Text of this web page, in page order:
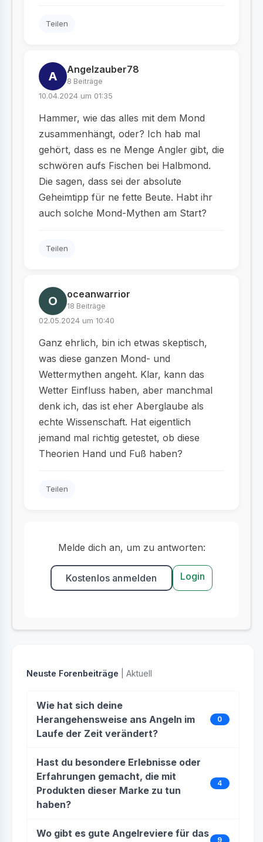
Teilen
A Angelzauber78
8 Beiträge
10.04.2024 um 01:35
Hammer, wie das alles mit dem Mond
zusammenhängt, oder? Ich hab mal
gehört, dass es ne Menge Angler gibt, die
schwören aufs Fischen bei Halbmond.
Die sagen, dass sei der absolute
Geheimtipp für ne fette Beute. Habt ihr
auch solche Mond-Mythen am Start?
Teilen
O oceanwarrior
18 Beiträge
02.05.2024 um 10:40
Ganz ehrlich, bin ich etwas skeptisch,
was diese ganzen Mond- und
Wettermythen angeht. Klar, kann das
Wetter Einfluss haben, aber manchmal
denk ich, das ist eher Aberglaube als
echte Wissenschaft. Hat eigentlich
jemand mal richtig getestet, ob diese
Theorien Hand und Fuß haben?
Teilen
Melde dich an, um zu antworten:
Kostenlos anmelden Login
Neuste Forenbeiträge | Aktuell
Wie hat sich deine
Herangehensweise ans Angeln im
Laufe der Zeit verändert?
0
Hast du besondere Erlebnisse oder
Erfahrungen gemacht, die mit
Produkten dieser Marke zu tun
haben?
4
Wo gibt es gute Angelreviere für das
9